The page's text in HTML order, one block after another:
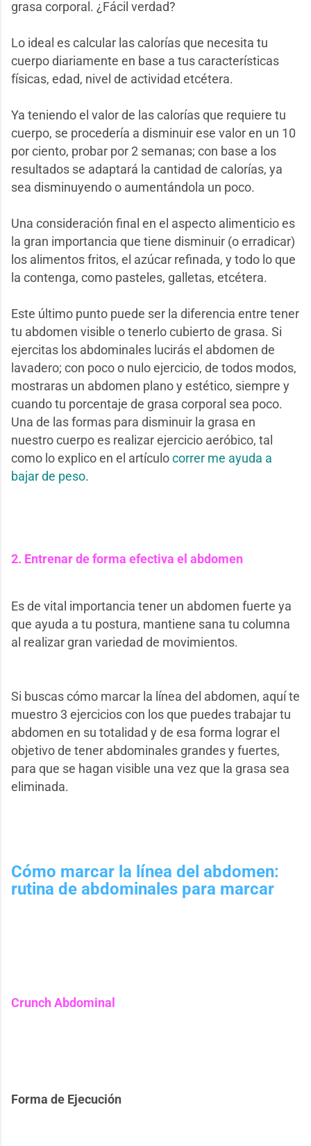
grasa corporal. ¿Fácil verdad?
Lo ideal es calcular las calorías que necesita tu
cuerpo diariamente en base a tus características
físicas, edad, nivel de actividad etcétera.
Ya teniendo el valor de las calorías que requiere tu
cuerpo, se procedería a disminuir ese valor en un 10
por ciento, probar por 2 semanas; con base a los
resultados se adaptará la cantidad de calorías, ya
sea disminuyendo o aumentándola un poco.
Una consideración final en el aspecto alimenticio es
la gran importancia que tiene disminuir (o erradicar)
los alimentos fritos, el azúcar refinada, y todo lo que
la contenga, como pasteles, galletas, etcétera.
Este último punto puede ser la diferencia entre tener
tu abdomen visible o tenerlo cubierto de grasa. Si
ejercitas los abdominales lucirás el abdomen de
lavadero; con poco o nulo ejercicio, de todos modos,
mostraras un abdomen plano y estético, siempre y
cuando tu porcentaje de grasa corporal sea poco.
Una de las formas para disminuir la grasa en
nuestro cuerpo es realizar ejercicio aeróbico, tal
como lo explico en el artículocorrer me ayuda a
bajar de peso.
2. Entrenar de forma efectiva el abdomen
Es de vital importancia tener un abdomen fuerte ya
que ayuda a tu postura, mantiene sana tu columna
al realizar gran variedad de movimientos.
Si buscas cómo marcar la línea del abdomen, aquí te
muestro 3 ejercicios con los que puedes trabajar tu
abdomen en su totalidad y de esa forma lograr el
objetivo de tener abdominales grandes y fuertes,
para que se hagan visible una vez que la grasa sea
eliminada.
Cómo marcar la línea del abdomen:
rutina de abdominales para marcar
Crunch Abdominal
Forma de Ejecución